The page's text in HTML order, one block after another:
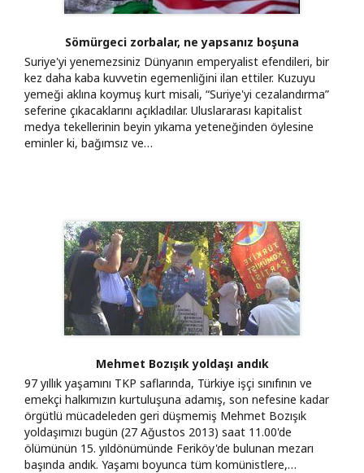
Sömürgeci zorbalar, ne yapsanız boşuna
Suriye'yi yenemezsiniz Dünyanın emperyalist efendileri, bir
kez daha kaba kuvvetin egemenliğini ilan ettiler. Kuzuyu
yemeği aklına koymuş kurt misali, “Suriye'yi cezalandırma”
seferine çıkacaklarını açıkladılar. Uluslararası kapitalist
medya tekellerinin beyin yıkama yeteneğinden öylesine
eminler ki, bağımsız ve…
Mehmet Bozışık yoldaşı andık
97 yıllık yaşamını TKP saflarında, Türkiye işçi sınıfının ve
emekçi halkımızın kurtuluşuna adamış, son nefesine kadar
örgütlü mücadeleden geri düşmemiş Mehmet Bozışık
yoldaşımızı bugün (27 Ağustos 2013) saat 11.00'de
ölümünün 15. yıldönümünde Feriköy'de bulunan mezarı
başında andık. Yaşamı boyunca tüm komünistlere,…